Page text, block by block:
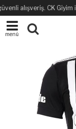
alışveriş. CK Giyim
menü